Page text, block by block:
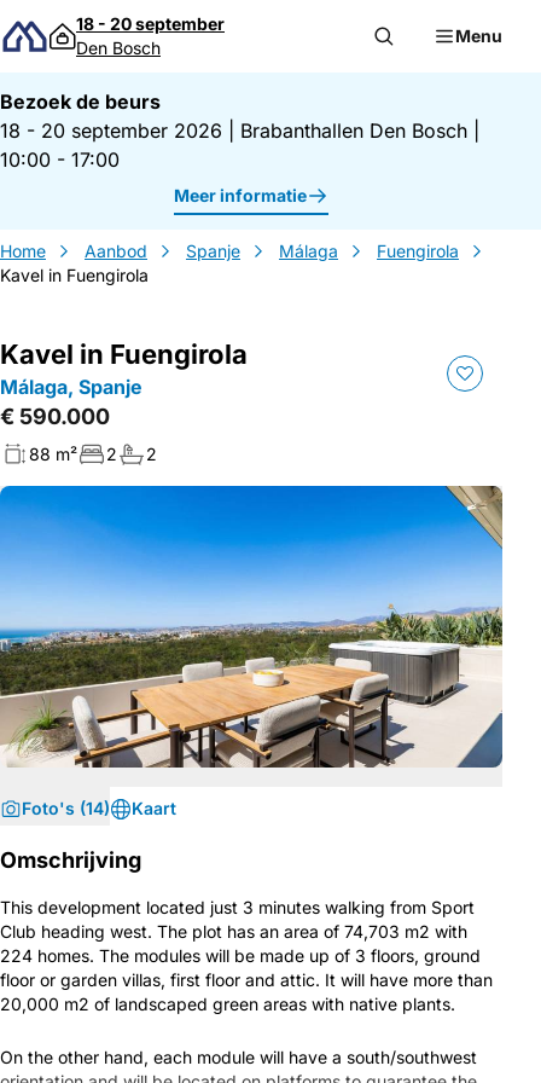
Direct naar inhoud
18 - 20 september
Den Bosch
Menu
Bezoek de beurs
18 - 20 september 2026
Brabanthallen Den Bosch
10:00 - 17:00
Meer informatie
Home Aanbod Spanje Málaga
Fuengirola
Kavel in Fuengirola
Kavel in Fuengirola
Málaga, Spanje
€ 590.000
88 m² 2 2
Foto's (14) Kaart
Omschrijving
This development located just 3 minutes walking from Sport
Club heading west. The plot has an area of 74,703 m2 with
224 homes. The modules will be made up of 3 floors, ground
floor or garden villas, first floor and attic. It will have more than
20,000 m2 of landscaped green areas with native plants.
On the other hand, each module will have a south/southwest